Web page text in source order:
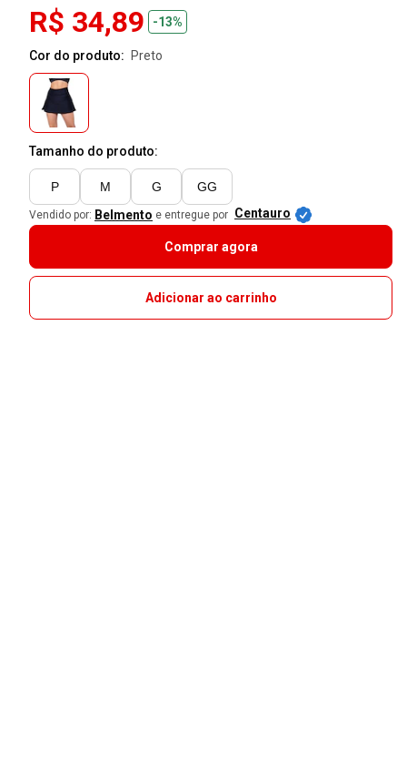
R$ 34,89 -13%
Cor do produto: preto
Tamanho do produto:
P M G GG
Vendido por: Belmento e entregue por Centauro
Comprar agora
Adicionar ao carrinho